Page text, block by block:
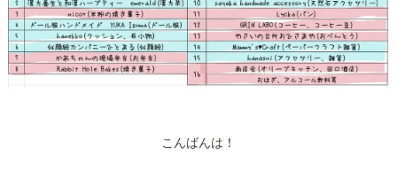
こんばんは！